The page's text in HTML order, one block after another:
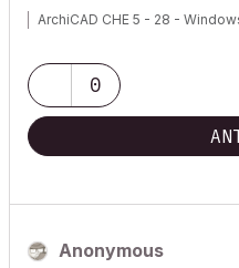
ArchiCAD CHE 5 - 28 -
0
Anonymous